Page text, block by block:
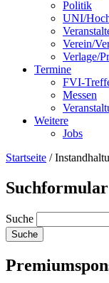
Politik
UNI/
Verein/
Verlage/
Termine
FVI-
Messen
Weitere
Jobs
Startseite /
Suchformular
Suche